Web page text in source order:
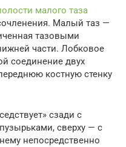
малого таза
Малый таз —
тазовыми
части. Лобковое
соединение двух
костную стенку
сзади с
сверху — с
непосредственно